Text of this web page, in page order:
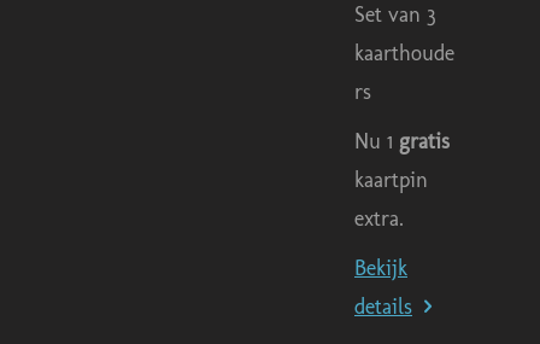
Set van 3
kaarthoude
rs
Nu 1 gratis
kaartpin
extra.
Bekijk
details